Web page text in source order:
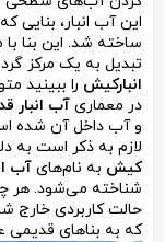
این آب انبار، بنایی
ساخته شد. این بنا
تبدیل به یک مرکز
انبارکیش را ببینید
در معماری آب انبار
و آب داخل آن شده
لازم به ذکر است به
کیش به نام‌های آب
شناخته می‌شود. هر
حالت کاربردی خارج
که به بناهای قدیمی